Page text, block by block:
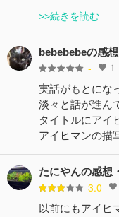
>>続きを読む
bebebebeの感
- 1
実話がもとにな
淡々と話が進ん
タイトルにアイ
アイヒマンの描
たにやんの感想
3.0
以前にもアイヒ